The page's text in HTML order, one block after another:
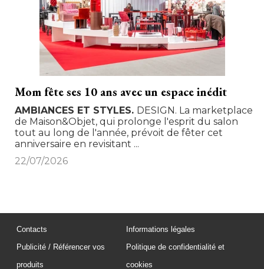
Mom fête ses 10 ans avec un espace inédit
AMBIANCES ET STYLES DESIGN. La marketplace
de Maison&Objet, qui prolonge l'esprit du salon
tout au long de l'année, prévoit de fêter cet
anniversaire en revisitant ...
22/07/2026
Contacts
Publicité / Référencer vos
produits
Informations légales
Politique de confidentialité et
cookies